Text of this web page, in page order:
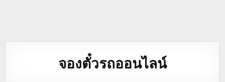
จองตั๋วรถออนไลน์